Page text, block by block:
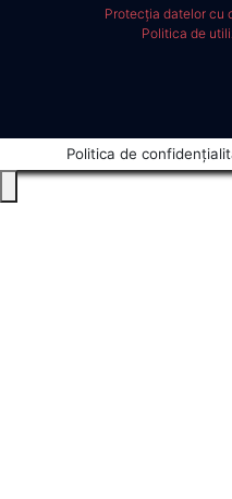
Protecția datelor cu
Politica de
Politica de